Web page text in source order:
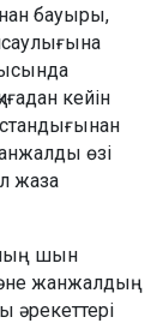
бауыры,
кейін
өзі
жаза
шын
жанжалдың
әрекеттері